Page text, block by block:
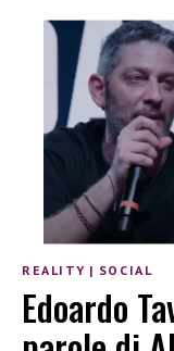
REALITY | SOCIAL
Edoardo